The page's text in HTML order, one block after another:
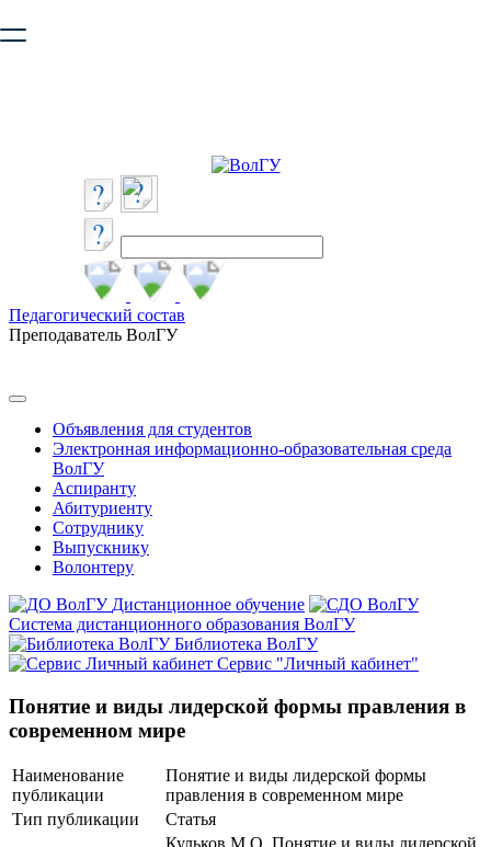
безопасную работу с сайтом. Пожалуйста
Педагогический состав
Преподаватель ВолГУ
Объявления для студентов
Электронная информационно-образовательная среда
ВолГУ
Аспиранту
Абитуриенту
Сотруднику
Выпускнику
Волонтеру
Дистанционное обучение
Система дистанционного образования ВолГУ
Библиотека ВолГУ
Сервис "Личный кабинет"
Понятие и виды лидерской формы правления в
современном мире
Наименование
публикации
Понятие и виды лидерской формы
правления в современном мире
Тип публикации
Статья